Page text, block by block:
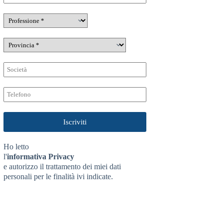
Ho letto
l'informativa Privacy
e autorizzo il trattamento dei miei dati
personali per le finalità ivi indicate.